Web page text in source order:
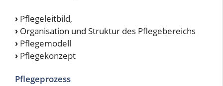
› Pflegeleitbild,
› Organisation und Struktur des Pflegebereichs
› Pflegemodell
› Pflegekonzept
Pflegeprozess